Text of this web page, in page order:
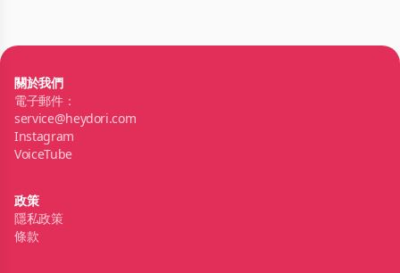
關於我們
電子郵件：
service@heydori.com
Instagram
VoiceTube
政策
隱私政策
條款